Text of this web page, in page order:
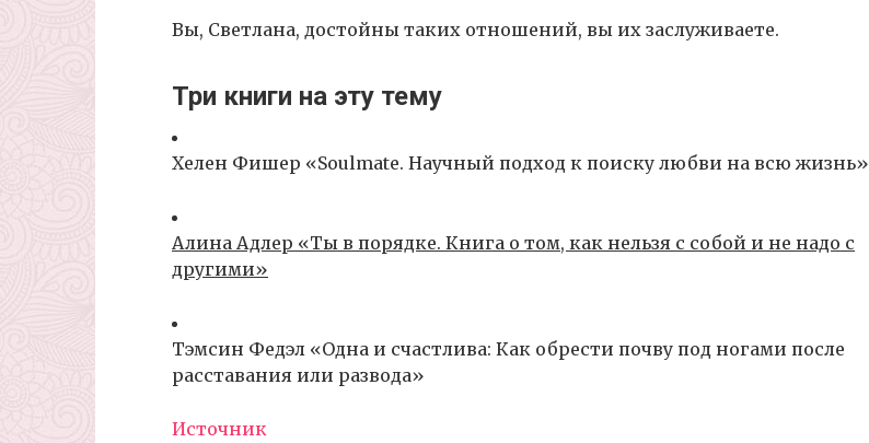
Вы, Светлана, достойны таких отношений, вы их заслуживаете.
Три книги на эту тему
Хелен Фишер «Soulmate. Научный подход к поиску любви на всю жизнь»
Алина Адлер «Ты в порядке. Книга о том, как нельзя с собой и не надо с
другими»
Тэмсин Федэл «Одна и счастлива: Как обрести почву под ногами после
расставания или развода»
Источник